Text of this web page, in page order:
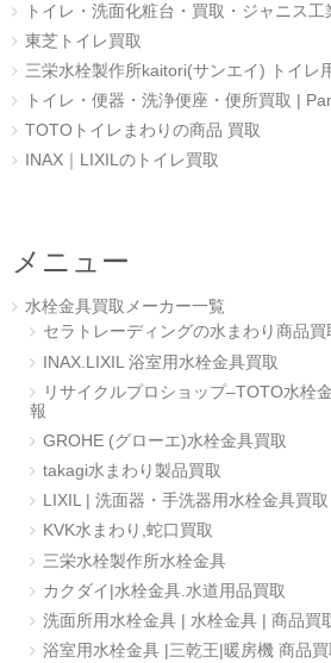
トイレ・洗面化粧台・買取・ジャニス工
東芝トイレ買取
三栄水栓製作所kaitori(サンエイ) トイレ
トイレ・便器・洗浄便座・便所買取 |
TOTOトイレまわりの商品 買取
INAX｜LIXILのトイレ買取
メニュー
水栓金具買取メーカー一覧
セラトレーディングの水まわり商品買
INAX.LIXIL 浴室用水栓金具買取
リサイクルプロショップ–TOTO水栓
報
GROHE (グローエ)水栓金具買取
takagi水まわり製品買取
LIXIL | 洗面器・手洗器用水栓金具買取
KVK水まわり,蛇口買取
三栄水栓製作所水栓金具
カクダイ|水栓金具.水道用品買取
洗面所用水栓金具 | 水栓金具 | 商品買
浴室用水栓金具 |三乾王|暖房機 商品